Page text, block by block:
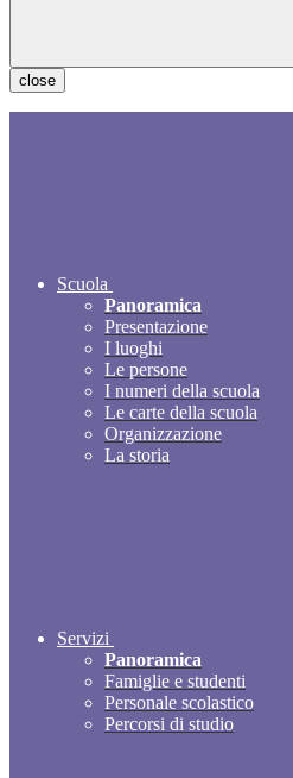
close
Scuola
Panoramica
Presentazione
I luoghi
Le persone
I numeri della scuola
Le carte della scuola
Organizzazione
La storia
Servizi
Panoramica
Famiglie e studenti
Personale scolastico
Percorsi di studio